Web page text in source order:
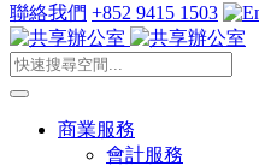
聯絡我們 +852 9415 1503
商業服務
會計服務